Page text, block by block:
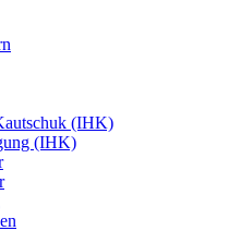
(IHK)
(IHK)